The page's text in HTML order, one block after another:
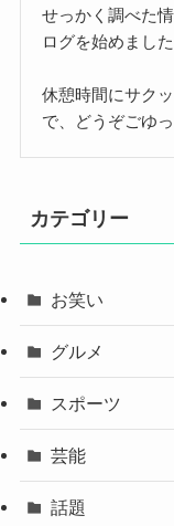
せっかく調べた
ログを始めました
休憩時間にサク
で、どうぞごゆ
カテゴリー
お笑い
グルメ
スポーツ
芸能
話題